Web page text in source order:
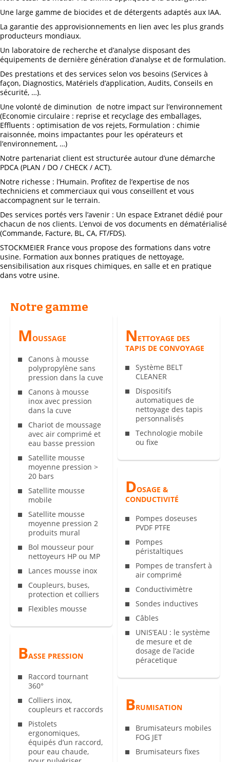
Une large gamme de biocides et de détergents adaptés aux IAA.
La garantie des approvisionnements en lien avec les plus grands
producteurs mondiaux.
Un laboratoire de recherche et d’analyse disposant des
équipements de dernière génération d’analyse et de formulation.
Des prestations et des services selon vos besoins (Services à
façon, Diagnostics, Matériels d’application, Audits, Conseils en
sécurité, …).
Une volonté de diminution de notre impact sur l’environnement
(Economie circulaire : reprise et recyclage des emballages,
Effluents : optimisation de vos rejets, Formulation : chimie
raisonnée, moins impactantes pour les opérateurs et
l’environnement, …)
Notre partenariat client est structurée autour d’une démarche
PDCA (PLAN / DO / CHECK / ACT).
Notre richesse : l’Humain. Profitez de l’expertise de nos
techniciens et commerciaux qui vous conseillent et vous
accompagnent sur le terrain.
Des services portés vers l’avenir : Un espace Extranet dédié pour
chacun de nos clients. L’envoi de vos documents en dématérialisé
(Commande, Facture, BL, CA, FT/FDS).
STOCKMEIER France vous propose des formations dans votre
usine. Formation aux bonnes pratiques de nettoyage,
sensibilisation aux risques chimiques, en salle et en pratique
dans votre usine.
Notre gamme
MOUSSAGE
Canons à mousse
polypropylène sans
pression dans la cuve
Canons à mousse
inox avec pression
dans la cuve
Chariot de moussage
avec air comprimé et
eau basse pression
Satellite mousse
moyenne pression >
20 bars
Satellite mousse
mobile
Satellite mousse
moyenne pression 2
produits mural
Bol mousseur pour
nettoyeurs HP ou MP
Lances mousse inox
Coupleurs, buses,
protection et colliers
Flexibles mousse
BASSE PRESSION
Raccord tournant
360°
Colliers inox,
coupleurs et raccords
Pistolets
ergonomiques,
équipés d’un raccord,
pour eau chaude,
NETTOYAGE DES
TAPIS DE CONVOYAGE
Système BELT
CLEANER
Dispositifs
automatiques de
nettoyage des tapis
personnalisés
Technologie mobile
ou fixe
DOSAGE &
CONDUCTIVITÉ
Pompes doseuses
PVDF PTFE
Pompes
péristaltiques
Pompes de transfert à
air comprimé
Conductivimètre
Sondes inductives
Câbles
UNIS’EAU : le système
de mesure et de
dosage de l’acide
péracetique
BRUMISATION
Brumisateurs mobiles
FOG JET
Brumisateurs fixes